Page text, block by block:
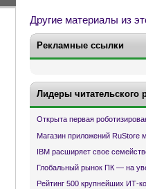
Другие материалы из
Рекламные ссылки
Лидеры читательского
Открыта первая
Магазин приложений RuStore
IBM расширяет свое
Глобальный рынок ПК — на
Рейтинг 500 крупнейших ИТ-